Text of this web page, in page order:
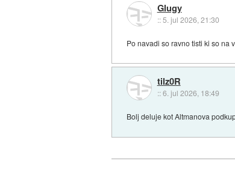
Glugy
::5. jul 2026, 21:30
Po navadi so ravno tisti ki so na
tilz0R
::6. jul 2026, 18:49
Bolj deluje kot Altmanova